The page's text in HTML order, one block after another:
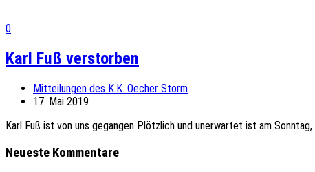
0
Karl Fuß verstorben
Mitteilungen des K.K. Oecher Storm
17. Mai 2019
Karl Fuß ist von uns gegangen Plötzlich und unerwartet ist am
Neueste Kommentare